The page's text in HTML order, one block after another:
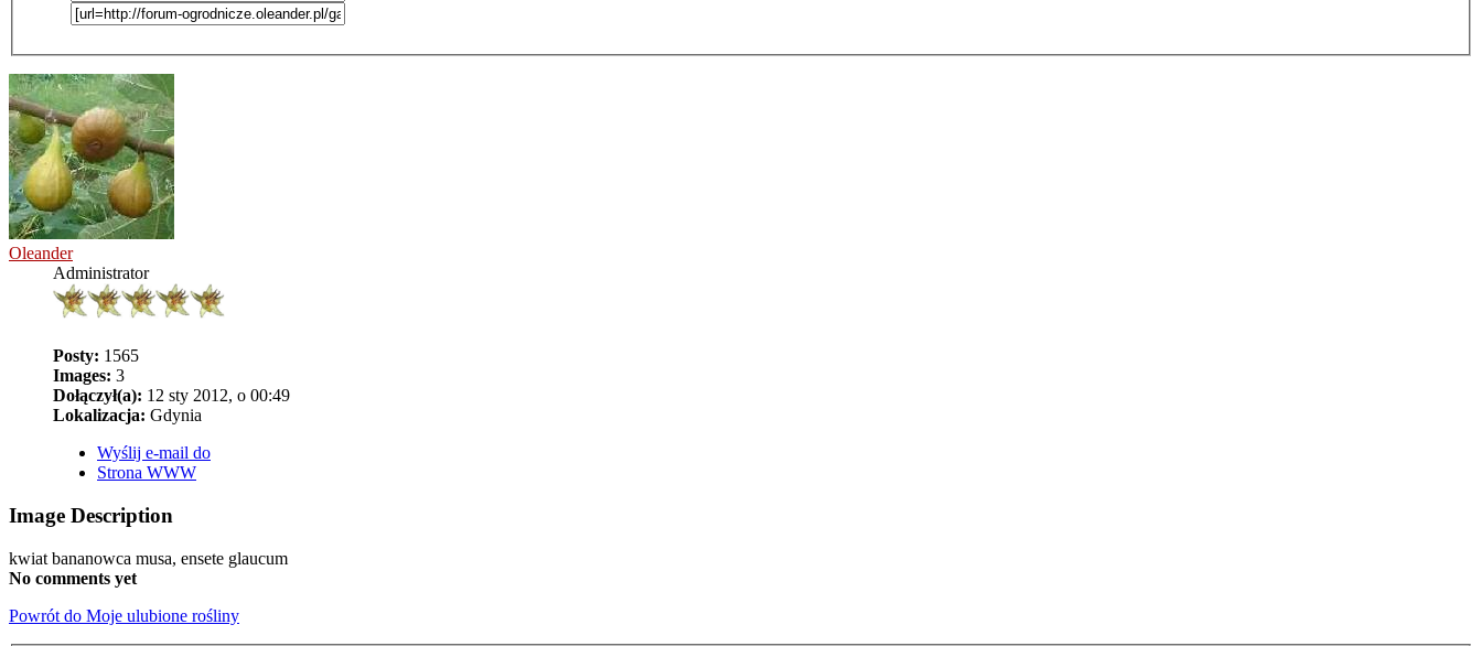
Oleander
Administrator
Posty: 1565
Images: 3
Dołączył(a): 12 sty 2012, o 00:49
Lokalizacja: Gdynia
Wyślij e-mail do
Strona WWW
Image Description
kwiat bananowca musa, ensete glaucum
No comments yet
Powrót do Moje ulubione rośliny